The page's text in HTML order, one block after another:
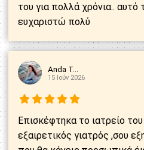
του για πολλά χρόνια.. αυτό
ευχαριστώ πολύ
Anda T...
15 Ιούν 2026
Επισκέφτηκα το ιατρείο
εξαιρετικός γιατρός ,σου